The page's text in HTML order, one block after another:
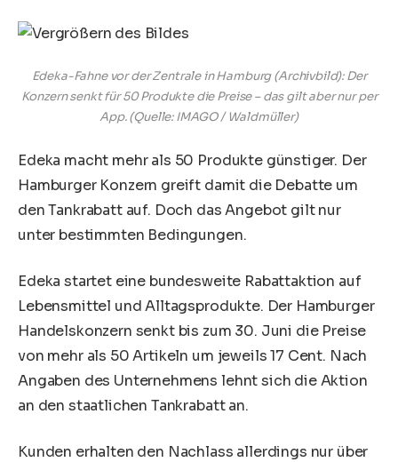
Edeka-Fahne vor der Zentrale in Hamburg (Archivbild): Der
Konzern senkt für 50 Produkte die Preise – das gilt aber nur per
App.(Quelle: IMAGO / Waldmüller)
Edeka macht mehr als 50 Produkte günstiger. Der
Hamburger Konzern greift damit die Debatte um
den Tankrabatt auf. Doch das Angebot gilt nur
unter bestimmten Bedingungen.
Edeka startet eine bundesweite Rabattaktion auf
Lebensmittel und Alltagsprodukte. Der Hamburger
Handelskonzern senkt bis zum 30. Juni die Preise
von mehr als 50 Artikeln um jeweils 17 Cent. Nach
Angaben des Unternehmens lehnt sich die Aktion
an den staatlichen Tankrabatt an.
Kunden erhalten den Nachlass allerdings nur über